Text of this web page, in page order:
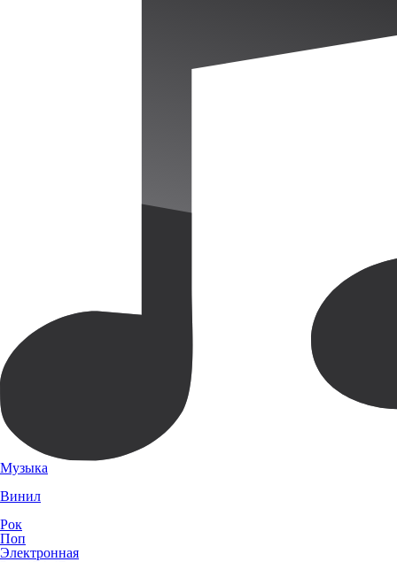
Музыка
Винил
Рок
Поп
Электронная